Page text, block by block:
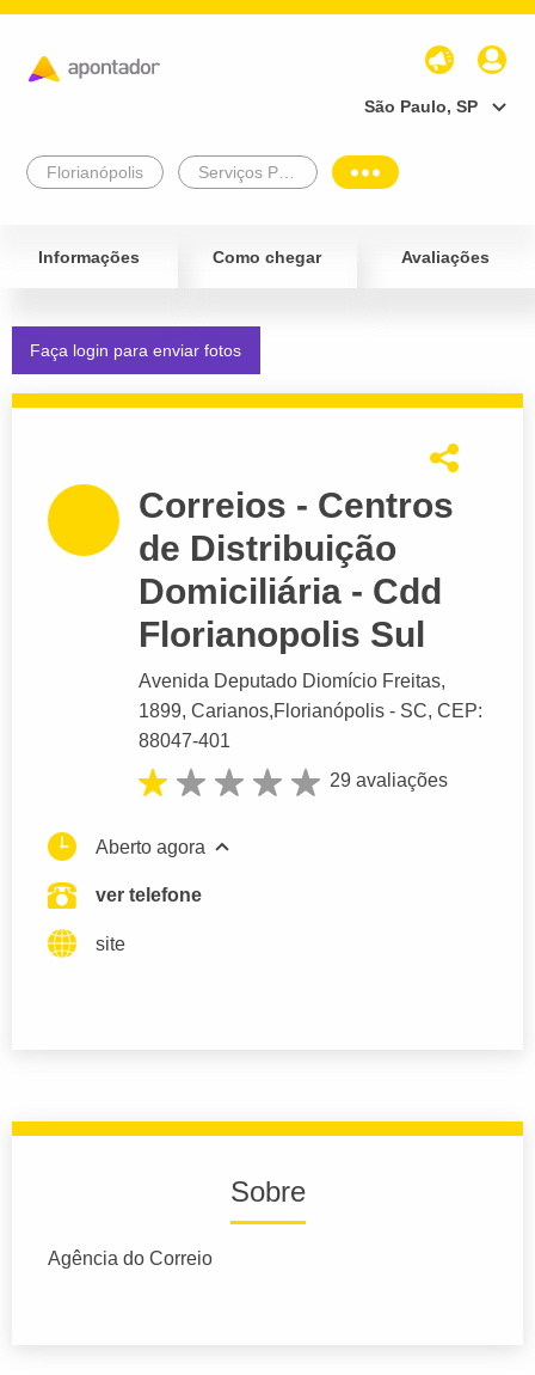
São Paulo, SP
Florianópolis
Informações Como chegar Avaliações
Faça login para enviar fotos
Correios - Centros
de Distribuição
Domiciliária - Cdd
Florianopolis Sul
Avenida Deputado Diomício Freitas,
1899, Carianos,Florianópolis - SC, CEP:
88047-401
29 avaliações
Aberto agora
ver telefone
site
Sobre
Agência do Correio